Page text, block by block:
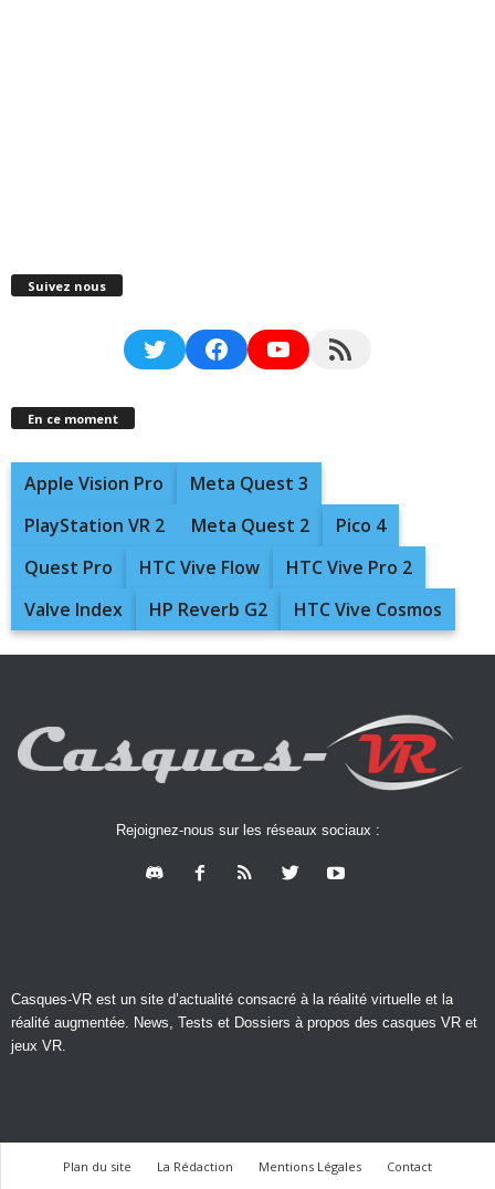
Suivez nous
TwitterFacebookYouTubeRSS Feed
En ce moment
Apple Vision Pro
Meta Quest 3
PlayStation VR 2
Meta Quest 2
Pico 4
Quest Pro
HTC Vive Flow
HTC Vive Pro 2
Valve Index
HP Reverb G2 HTC Vive Cosmos
Rejoignez-nous sur les réseaux sociaux :
Casques-VR est un site d’actualité consacré à la réalité virtuelle et la
réalité augmentée. News, Tests et Dossiers à propos des casques VR et
jeux VR.
Plan du site La Rédaction Mentions Légales Contact